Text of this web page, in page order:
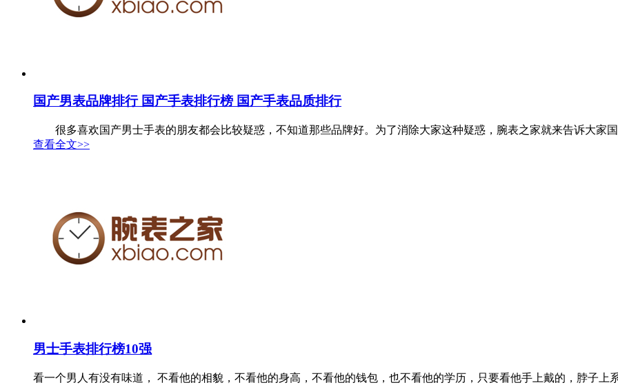
国产男表品牌排行 国产手表排行榜 国产手表品质排行
很多喜欢国产男士手表的朋友都会比较疑惑，不知道那些品牌好。为了消除大家这种疑惑，腕表之家就来告诉大家国
查看全文>>
男士手表排行榜10强
看一个男人有没有味道， 不看他的相貌，不看他的身高，不看他的钱包，也不看他的学历，只要看他手上戴的，脖子上